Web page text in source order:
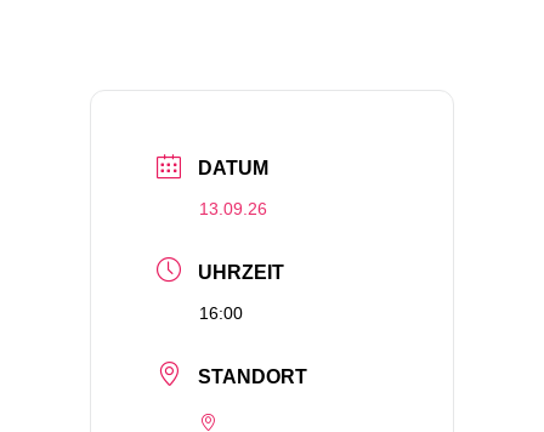
DATUM
13.09.26
UHRZEIT
16:00
STANDORT